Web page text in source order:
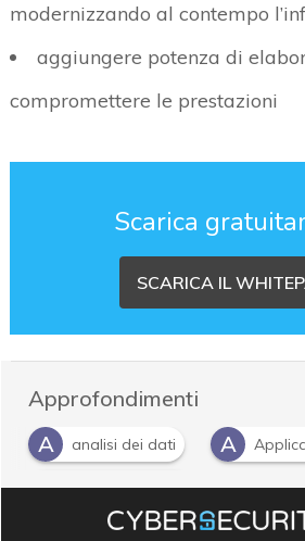
modernizzando al contempo
aggiungere potenza di
compromettere le prestazioni
Scarica
SCARICA IL
Approfondimenti
A
analisi dei dati A
I infrastruttura IT